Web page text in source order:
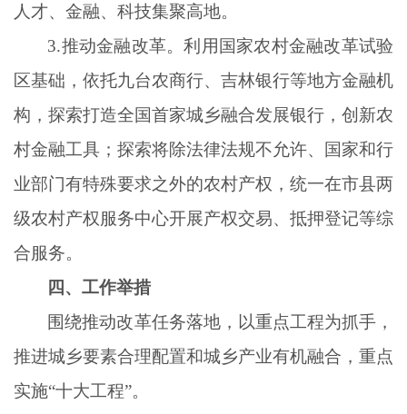
人才、金融、科技集聚高地。
3.推动金融改革。利用国家农村金融改革试验
区基础，依托九台农商行、吉林银行等地方金融机
构，探索打造全国首家城乡融合发展银行，创新农
村金融工具；探索将除法律法规不允许、国家和行
业部门有特殊要求之外的农村产权，统一在市县两
级农村产权服务中心开展产权交易、抵押登记等综
合服务。
四、工作举措
围绕推动改革任务落地，以重点工程为抓手，
推进城乡要素合理配置和城乡产业有机融合，重点
实施“十大工程”。